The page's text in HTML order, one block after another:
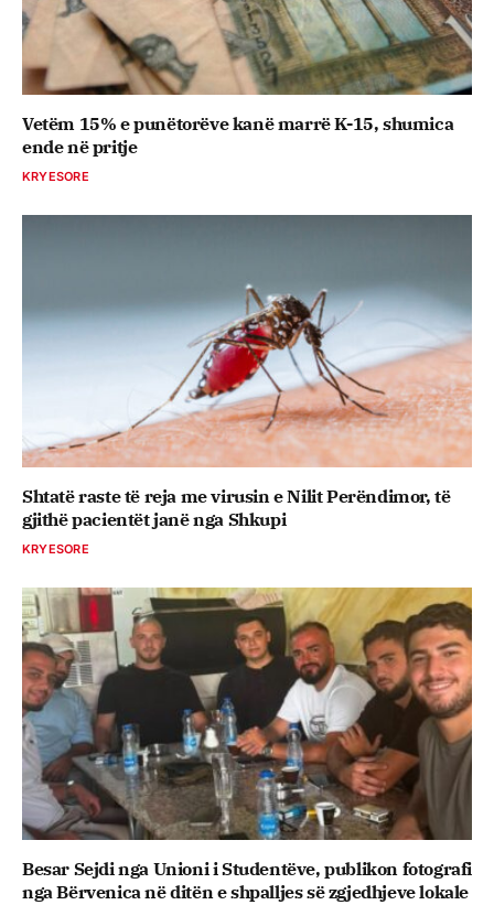
Vetëm 15% e punëtorëve kanë marrë K-15, shumica
ende në pritje
KRYESORE
Shtatë raste të reja me virusin e Nilit Perëndimor, të
gjithë pacientët janë nga Shkupi
KRYESORE
Besar Sejdi nga Unioni i Studentëve, publikon fotografi
nga Bërvenica në ditën e shpalljes së zgjedhjeve lokale